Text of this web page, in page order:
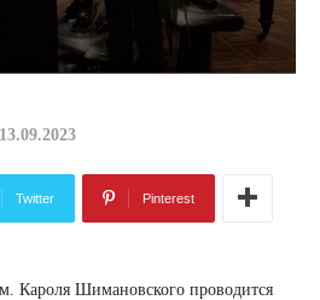
13.09.2023
Twitter Pinterest
Кароля Шимановского проводится